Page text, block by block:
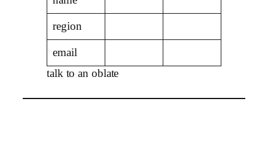
region
email
talk to an oblate